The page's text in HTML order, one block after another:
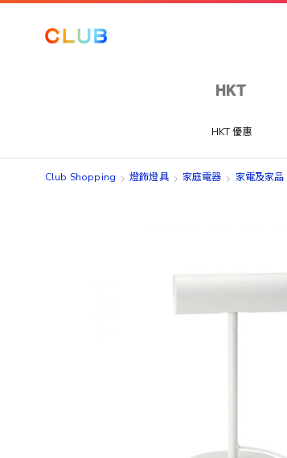
HKT 優惠
Club Shopping 燈飾燈具 家庭電器 家電及家品